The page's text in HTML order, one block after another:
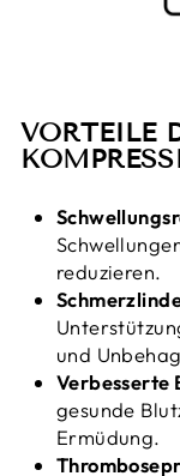
VORTEILE
reduzieren.
und
Verbesserte
gesunde
Ermüdung.